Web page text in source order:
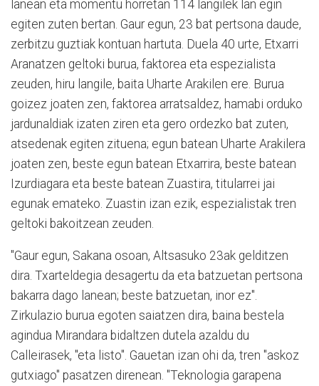
lanean eta momentu horretan 114 langilek lan egin
egiten zuten bertan. Gaur egun, 23 bat pertsona daude,
zerbitzu guztiak kontuan hartuta. Duela 40 urte, Etxarri
Aranatzen geltoki burua, faktorea eta espezialista
zeuden, hiru langile, baita Uharte Arakilen ere. Burua
goizez joaten zen, faktorea arratsaldez, hamabi orduko
jardunaldiak izaten ziren eta gero ordezko bat zuten,
atsedenak egiten zituena; egun batean Uharte Arakilera
joaten zen, beste egun batean Etxarrira, beste batean
Izurdiagara eta beste batean Zuastira, titularrei jai
egunak emateko. Zuastin izan ezik, espezialistak tren
geltoki bakoitzean zeuden.
"Gaur egun, Sakana osoan, Altsasuko 23ak gelditzen
dira. Txarteldegia desagertu da eta batzuetan pertsona
bakarra dago lanean; beste batzuetan, inor ez".
Zirkulazio burua egoten saiatzen dira, baina bestela
agindua Mirandara bidaltzen dutela azaldu du
Calleirasek, "eta listo". Gauetan izan ohi da, tren "askoz
gutxiago" pasatzen direnean. "Teknologia garapena